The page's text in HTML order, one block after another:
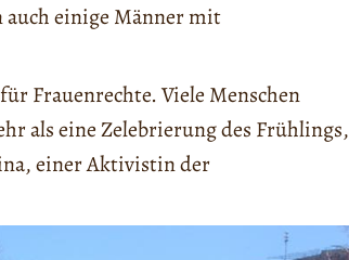
auch einige Männer mit
Frauenrechte. Viele Menschen
als eine Zelebrierung des Frühlings,
einer Aktivistin der